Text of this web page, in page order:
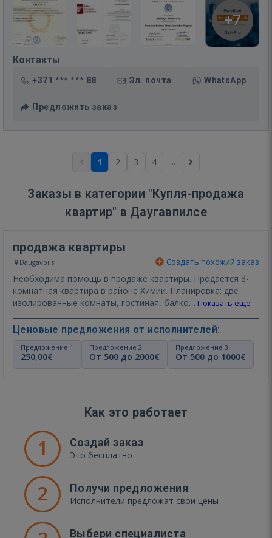
+7
Контакты
+371 *** *** 88 Эл. почта WhatsApp
Предложить заказ
1 2 3 4 ...
Заказы в категории "Купля-продажа
квартир" в Даугавпилсе
продажа квартиры
Daugavpils Создать похожий заказ
Необходима помощь в продаже квартиры. Продаётся 3-
комнатная квартира в районе Химии. Планировка: две
изолированные комнаты, гостиная, балко… Показать ещё
Ценовые предложения от исполнителей:
Предложение 1
250,00€
Предложение 2
От 500 до 2000€
Предложение 3
От 500 до 1000€
Как это работает
1 Создай заказ
Это бесплатно
2 Получи предложения
Исполнители предложат свои цены
Выбери специалиста